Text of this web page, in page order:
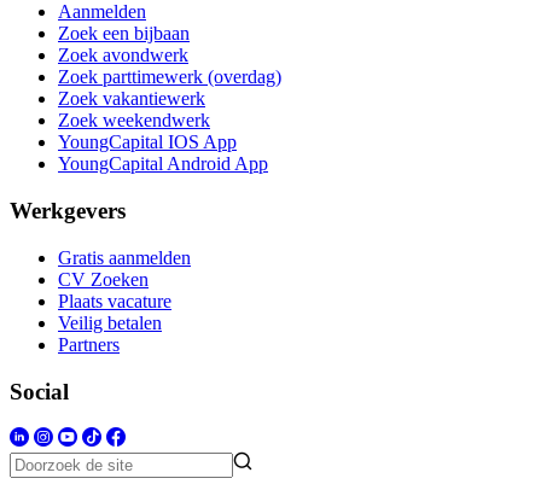
Aanmelden
Zoek een bijbaan
Zoek avondwerk
Zoek parttimewerk (overdag)
Zoek vakantiewerk
Zoek weekendwerk
YoungCapital IOS App
YoungCapital Android App
Werkgevers
Gratis aanmelden
CV Zoeken
Plaats vacature
Veilig betalen
Partners
Social